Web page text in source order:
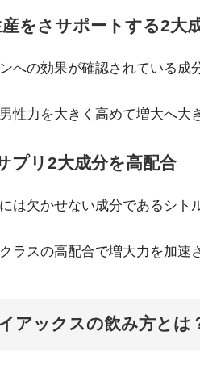
産をさサポートする2大
への効果が確認されている成
性力を大きく高めて増大へ大
プリ2大成分を高配合
は欠かせない成分であるシト
ラスの高配合で増大力を加速
アックスの飲み方とは